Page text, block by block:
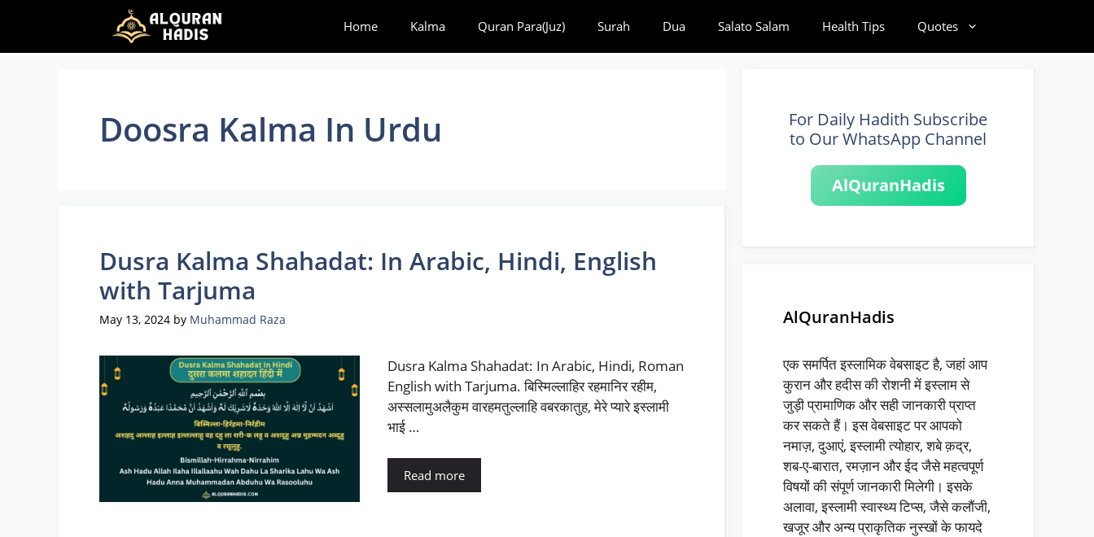
content
Home Kalma Quran Para(Juz) Surah Dua Salato Salam Health Tips Quotes
Doosra Kalma In Urdu
Dusra Kalma Shahadat: In Arabic, Hindi, English
with Tarjuma
May 13, 2024 by Muhammad Raza
Dusra Kalma Shahadat: In Arabic, Hindi, Roman
English with Tarjuma. बिस्मिल्लाहिर रहमानिर रहीम,
अस्सलामुअलैकुम वारहमतुल्लाहि वबरकातुह, मेरे प्यारे इस्लामी
भाई …
Read more
For Daily Hadith Subscribe
to Our WhatsApp Channel
AlQuranHadis
AlQuranHadis
एक समर्पित इस्लामिक वेबसाइट है, जहां आप
कुरान और हदीस की रोशनी में इस्लाम से
जुड़ी प्रामाणिक और सही जानकारी प्राप्त
कर सकते हैं। इस वेबसाइट पर आपको
नमाज़, दुआएं, इस्लामी त्योहार, शबे क़द्र,
शब-ए-बारात, रमज़ान और ईद जैसे महत्वपूर्ण
विषयों की संपूर्ण जानकारी मिलेगी। इसके
अलावा, इस्लामी स्वास्थ्य टिप्स, जैसे कलौंजी,
खजूर और अन्य प्राकृतिक नुस्खों के फायदे